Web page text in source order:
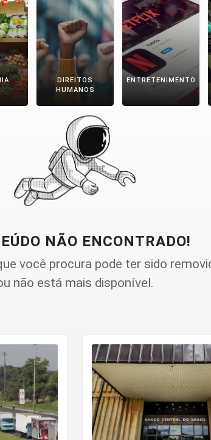
DIREITOS
HUMANOS
ENTRETENIMENTO
NÃO ENCONTRADO!
você procura pode ter sido
não está mais disponível.